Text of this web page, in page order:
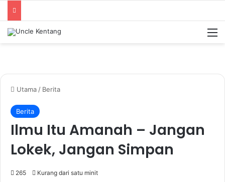
Utama / Berita
Berita
Ilmu Itu Amanah – Jangan
Lokek, Jangan Simpan
265 Kurang dari satu minit